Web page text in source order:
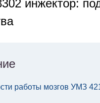
инжектор:
работы мозгов УМЗ